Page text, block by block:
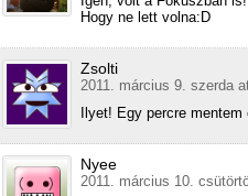
Hogy ne lett volna:D
Zsolti
2011. március 9. szerda
Ilyet! Egy percre
Nyee
2011. március 10.